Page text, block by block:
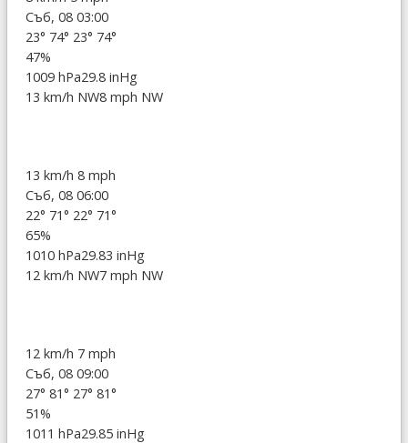
Съб, 08 03:00
23° 74° 23° 74°
47%
1009 hPa29.8 inHg
13 km/h NW8 mph NW
13 km/h 8 mph
Съб, 08 06:00
22° 71° 22° 71°
65%
1010 hPa29.83 inHg
12 km/h NW7 mph NW
12 km/h 7 mph
Съб, 08 09:00
27° 81° 27° 81°
51%
1011 hPa29.85 inHg